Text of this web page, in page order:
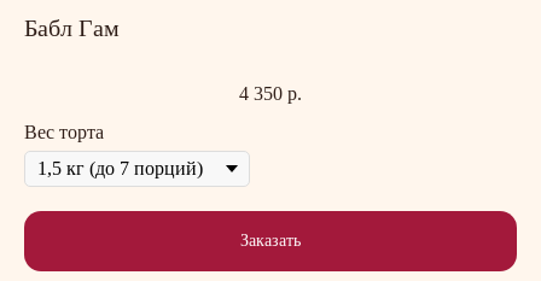
Бабл Гам
4 350 р.
Вес торта
Заказать